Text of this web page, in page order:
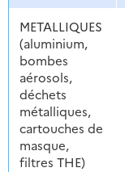
METALLIQUES
(aluminium,
bombes
aérosols,
déchets
métalliques,
cartouches de
masque,
filtres THE)